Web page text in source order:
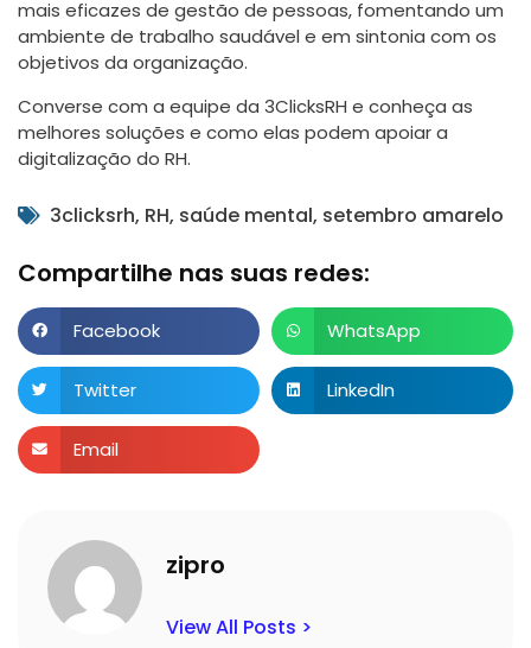
mais eficazes de gestão de pessoas, fomentando um
ambiente de trabalho saudável e em sintonia com os
objetivos da organização.
Converse com a equipe da 3ClicksRH e conheça as
melhores soluções e como elas podem apoiar a
digitalização do RH.
3clicksrh, RH, saúde mental, setembro amarelo
Compartilhe nas suas redes:
Facebook WhatsApp
Twitter LinkedIn
Email
zipro
View All Posts >